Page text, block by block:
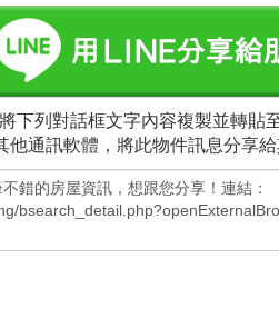
下列對話框文字內容複製並轉貼
他通訊軟體，將此物件訊息分享